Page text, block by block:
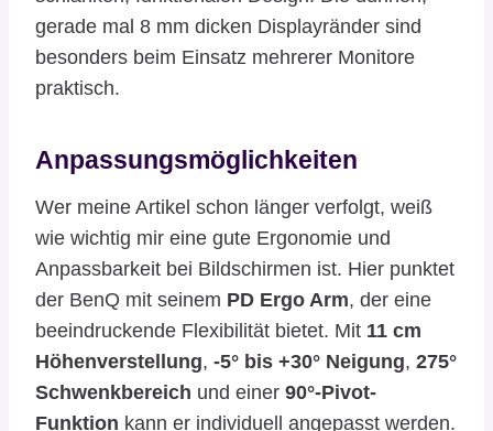
gerade mal 8 mm dicken Displayränder sind
besonders beim Einsatz mehrerer Monitore
praktisch.
Anpassungsmöglichkeiten
Wer meine Artikel schon länger verfolgt, weiß
wie wichtig mir eine gute Ergonomie und
Anpassbarkeit bei Bildschirmen ist. Hier punktet
der BenQ mit seinem PD Ergo Arm, der eine
beeindruckende Flexibilität bietet. Mit 11 cm
Höhenverstellung, -5° bis +30° Neigung, 275°
Schwenkbereich und einer 90°-Pivot-
Funktion kann er individuell angepasst werden.